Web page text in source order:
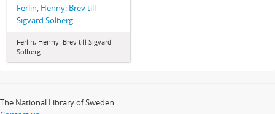
Ferlin, Henny: Brev till
Sigvard Solberg
Ferlin, Henny: Brev till Sigvard
Solberg
The National Library of Sweden